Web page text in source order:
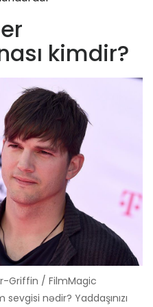
kimdir?
Griffin / FilmMagic
nədir? Yaddaşınızı